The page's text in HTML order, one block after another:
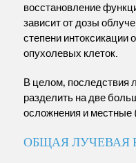
восстановление
зависит от дозы
степени интоксикации
опухолевых клеток.
В целом, последствия
разделить на две
осложнения и местные
ОБЩАЯ ЛУЧЕВАЯ